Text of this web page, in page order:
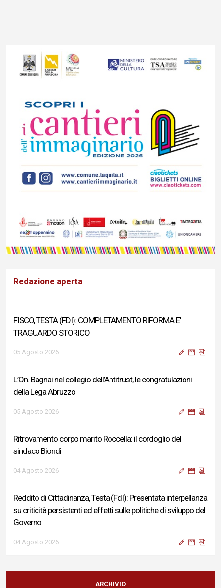
Redazione aperta
FISCO, TESTA (FDI): COMPLETAMENTO RIFORMA E’
TRAGUARDO STORICO
05 Agosto 2026
L’On. Bagnai nel collegio dell’Antitrust, le congratulazioni
della Lega Abruzzo
05 Agosto 2026
Ritrovamento corpo marito Roccella: il cordoglio del
sindaco Biondi
04 Agosto 2026
Reddito di Cittadinanza, Testa (FdI): Presentata interpellanza
su criticità persistenti ed effetti sulle politiche di sviluppo del
Governo
04 Agosto 2026
Sigismondi, Liris e Testa: “Profondo cordoglio e vicinanza al
Ministro Roccella e alla sua famiglia”
ARCHIVIO